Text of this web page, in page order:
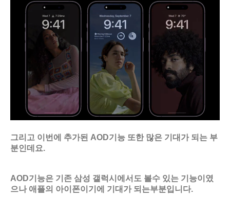
그리고 이번에 추가된 AOD기능 또한 많은 기대가 되는 부
분인데요.
AOD기능은 기존 삼성 갤럭시에서도 볼수 있는 기능이였
으나 애플의 아이폰이기에 기대가 되는부분입니다.